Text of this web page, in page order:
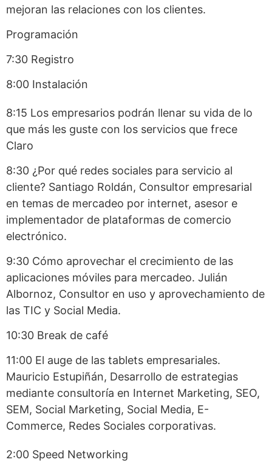
mejoran las relaciones con los clientes.
Programación
7:30 Registro
8:00 Instalación
8:15 Los empresarios podrán llenar su vida de lo
que más les guste con los servicios que frece
Claro
8:30 ¿Por qué redes sociales para servicio al
cliente? Santiago Roldán, Consultor empresarial
en temas de mercadeo por internet, asesor e
implementador de plataformas de comercio
electrónico.
9:30 Cómo aprovechar el crecimiento de las
aplicaciones móviles para mercadeo. Julián
Albornoz, Consultor en uso y aprovechamiento de
las TIC y Social Media.
10:30 Break de café
11:00 El auge de las tablets empresariales.
Mauricio Estupiñán, Desarrollo de estrategias
mediante consultoría en Internet Marketing, SEO,
SEM, Social Marketing, Social Media, E-
Commerce, Redes Sociales corporativas.
2:00 Speed Networking